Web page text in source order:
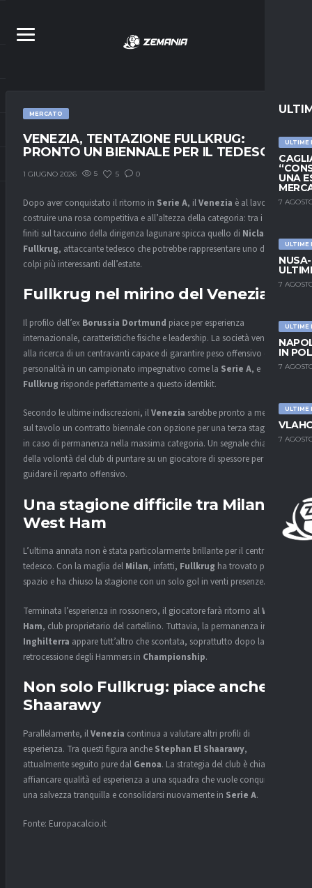
ULTIME
UNA
7
ULTIME
7
ULTIME
IN
7
ULTIME
7
MERCATO
VENEZIA, TENTAZIONE FULLKRUG:
PRONTO UN BIENNALE PER IL TEDESCO
1 GIUGNO 2026 5 5 0
Dopo aver conquistato il ritorno in Serie A, ilVenezia è al lavoro per
costruire una rosa competitiva e all’altezza della categoria: tra i nomi
finiti sul taccuino della dirigenza lagunare spicca quello di Niclas
Fullkrug, attaccante tedesco che potrebbe rappresentare uno dei
colpi più interessanti dell’estate.
Fullkrug nel mirino del Venezia
Il profilo dell’ex Borussia Dortmund piace per esperienza
internazionale, caratteristiche fisiche e leadership. La società veneta è
alla ricerca di un centravanti capace di garantire peso offensivo e
personalità in un campionato impegnativo come la Serie A, e
Fullkrug risponde perfettamente a questo identikit.
Secondo le ultime indiscrezioni, ilVenezia sarebbe pronto a mettere
sul tavolo un contratto biennale con opzione per una terza stagione
in caso di permanenza nella massima categoria. Un segnale chiaro
della volontà del club di puntare su un giocatore di spessore per
guidare il reparto offensivo.
Una stagione difficile tra Milan e
West Ham
L’ultima annata non è stata particolarmente brillante per il centravanti
tedesco. Con la maglia del Milan, infatti, Fullkrug ha trovato poco
spazio e ha chiuso la stagione con un solo gol in venti presenze.
Terminata l’esperienza in rossonero, il giocatore farà ritorno alWest
Ham, club proprietario del cartellino. Tuttavia, la permanenza in
Inghilterra appare tutt’altro che scontata, soprattutto dopo la
retrocessione degli Hammers in Championship.
Non solo Fullkrug: piace anche El
Shaarawy
Parallelamente, ilVenezia continua a valutare altri profili di
esperienza. Tra questi figura anche Stephan El Shaarawy,
attualmente seguito pure dal Genoa. La strategia del club è chiara:
affiancare qualità ed esperienza a una squadra che vuole conquistare
una salvezza tranquilla e consolidarsi nuovamente in Serie A.
Fonte: Europacalcio.it